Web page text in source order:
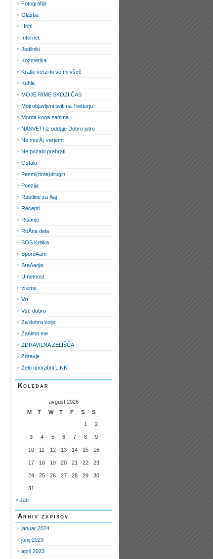
Fotografija
Glasba
Hobi
Internet
Jedilniki
Kozmetika
Kratki verzi ki so mi všeč
Kuhla
MOJE RIME SKOZI ČAS
Moji objavljeni twiti na Twitterju
Morda koga zanima
NASVETI iz oddaje Dobro jutro
Ne morÅ¡ verjemt
Ne pozabi prebrati
Ostalo
Pesmi(rime)drugih
Poezija
Rastline za Äaj
Recepti
Risanje
RoÄna dela
SOS Kritika
SporoÄam
SreÄanja
Umetnost
vreme
Vrt
Vse dobro
Za dobro voljo
Zanima me
ZDRAVILNA ZELIŠČA
Zdravje
Zelo uporabni LINKI
Koledar
avgust 2026
M
T W T F S
S
1
2
3 4 5 6 7 8 9
10 11 12 13 14 15 16
17 18 19 20 21 22 23
24 25 26 27 28 29 30
31
« Jan
Arhiv zapisov
januar 2024
junij 2023
april 2023